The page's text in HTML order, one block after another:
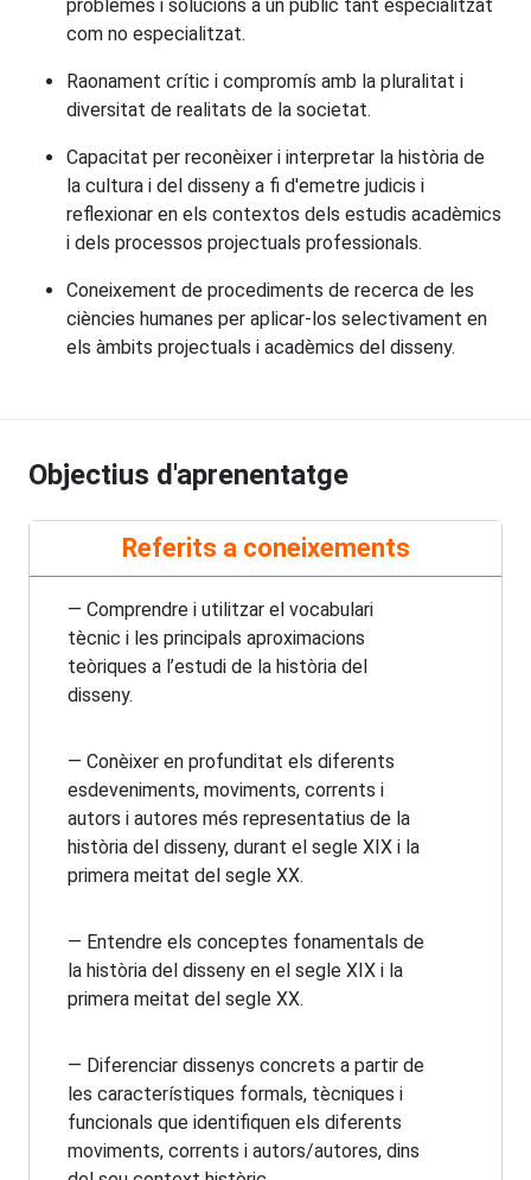
problemes i solucions a un públic tant especialitzat
com no especialitzat.
Raonament crític i compromís amb la pluralitat i
diversitat de realitats de la societat.
Capacitat per reconèixer i interpretar la història de
la cultura i del disseny a fi d'emetre judicis i
reflexionar en els contextos dels estudis acadèmics
i dels processos projectuals professionals.
Coneixement de procediments de recerca de les
ciències humanes per aplicar-los selectivament en
els àmbits projectuals i acadèmics del disseny.
Objectius d'aprenentatge
Referits a coneixements
— Comprendre i utilitzar el vocabulari
tècnic i les principals aproximacions
teòriques a l’estudi de la història del
disseny.
— Conèixer en profunditat els diferents
esdeveniments, moviments, corrents i
autors i autores més representatius de la
història del disseny, durant el segle XIX i la
primera meitat del segle XX.
— Entendre els conceptes fonamentals de
la història del disseny en el segle XIX i la
primera meitat del segle XX.
— Diferenciar dissenys concrets a partir de
les característiques formals, tècniques i
funcionals que identifiquen els diferents
moviments, corrents i autors/autores, dins